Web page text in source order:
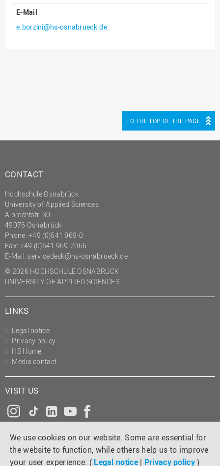
We use cookies on our website. Some are essential for
the website to function, while others help us to improve
your user experience. ( Legal notice | Privacy policy)
Hochschulplanung/-
strategie
Personalrat
Präsidialbüro
Professional School
Projekte des Präsidiums
Projektmanagement Office
(PMO)
Prozessmanagement
Recht
Studium und Lehre
Transfer- und
Innovationsmanagement
E-Mail
e.borzini@hs-osnabrueck.de
TO THE TOP OF THE PAGE
CONTACT
Hochschule Osnabrück
University of Applied Sciences
Albrechtstr. 30
49076 Osnabrück
Phone: +49 (0)541 969-0
Fax: +49 (0)541 969-2066
E-Mail: servicedesk@hs-osnabrueck.de
© 2026 HOCHSCHULE OSNABRÜCK
UNIVERSITY OF APPLIED SCIENCES
LINKS
Legal notice
Privacy policy
HS Home
Media contact
VISIT US
Instagram
Tiktok
LinkedInYouTube